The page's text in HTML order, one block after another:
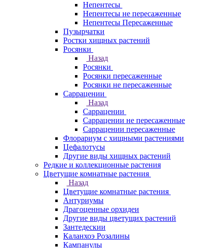
Непентесы
Непентесы не пересаженные
Непентесы Пересаженные
Пузырчатки
Ростки хищных растений
Росянки
Назад
Росянки
Росянки пересаженные
Росянки не пересаженные
Саррацении
Назад
Саррацении
Саррацении не пересаженные
Саррацении пересаженные
Флорариум с хищными растениями
Цефалотусы
Другие виды хищных растений
Редкие и коллекционные растения
Цветущие комнатные растения
Назад
Цветущие комнатные растения
Антуриумы
Драгоценные орхидеи
Другие виды цветущих растений
Зантедескии
Каланхоэ Розалины
Кампанулы